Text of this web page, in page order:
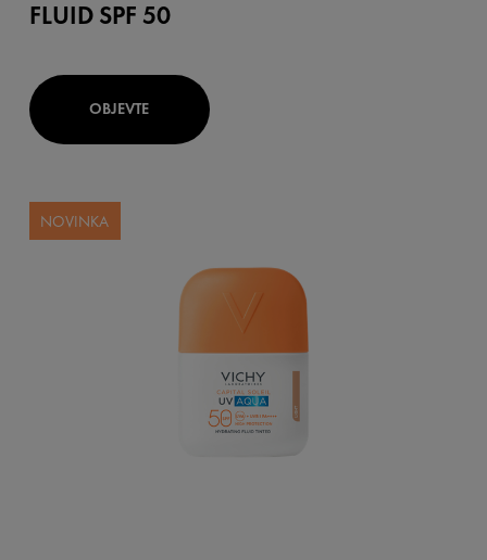
FLUID SPF 50
OBJEVTE
NOVINKA